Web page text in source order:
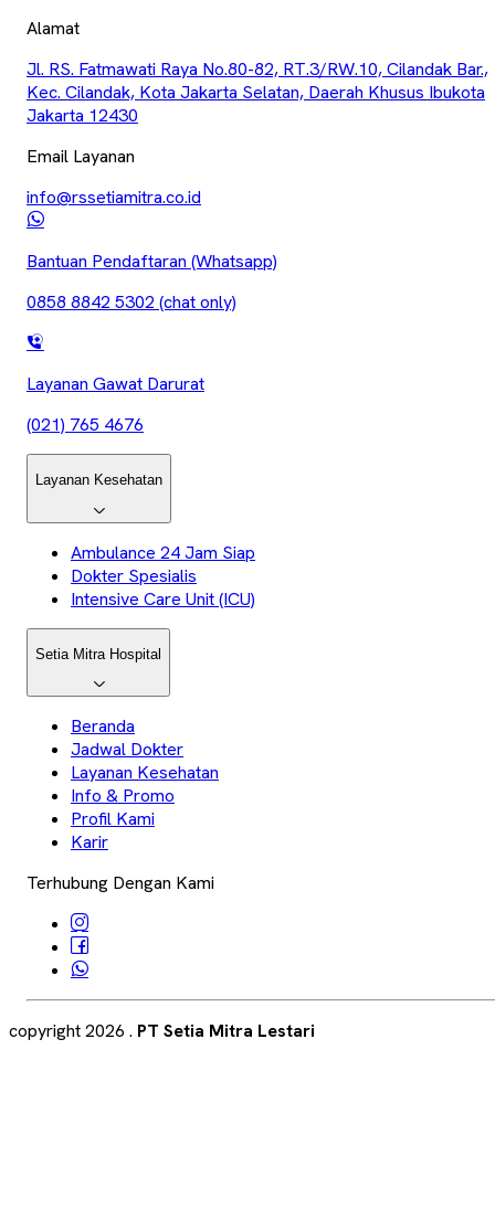
Alamat
Jl. RS. Fatmawati Raya No.80-82, RT.3/RW.10, Cilandak Bar.,
Kec. Cilandak, Kota Jakarta Selatan, Daerah Khusus Ibukota
Jakarta 12430
Email Layanan
info@rssetiamitra.co.id
Bantuan Pendaftaran (Whatsapp)
0858 8842 5302 (chat only)
Layanan Gawat Darurat
(021) 765 4676
Layanan Kesehatan
Ambulance 24 Jam Siap
Dokter Spesialis
Intensive Care Unit (ICU)
Setia Mitra Hospital
Beranda
Jadwal Dokter
Layanan Kesehatan
Info & Promo
Profil Kami
Karir
Terhubung Dengan Kami
copyright2026 . PT Setia Mitra Lestari